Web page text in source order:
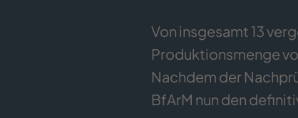
Von insgesamt 13
Produktionsmenge
Nachdem der
BfArM nun den